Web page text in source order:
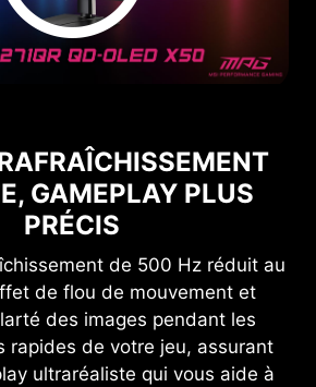
GAMEPLAY PLUS
PRÉCIS
de 500 Hz réduit au
de flou de mouvement et
des images pendant les
rapides de votre jeu, assurant
ultraréaliste qui vous aide à